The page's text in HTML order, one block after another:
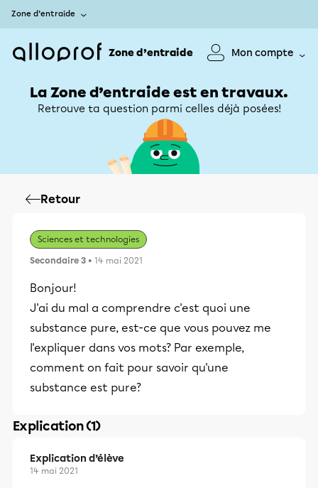
Zone d’entraide
Zone d’entraide Mon compte
La Zone d’entraide est en travaux.
Retrouve ta question parmi celles déjà posées!
Retour
Sciences et technologies
Secondaire 3 • 14 mai 2021
Bonjour!
J'ai du mal a comprendre c'est quoi une
substance pure, est-ce que vous pouvez me
l'expliquer dans vos mots? Par exemple,
comment on fait pour savoir qu'une
substance est pure?
Explication (1)
Explication d’élève
14 mai 2021